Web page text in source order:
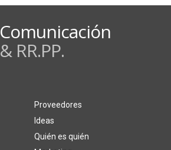
Comunicación
& RR.PP.
Proveedores
Ideas
Quién es quién